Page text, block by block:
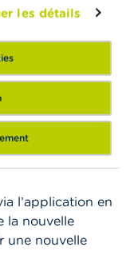
les détails
attestation valable
de polices
L’assurance
est résiliée par
d’assurance.De
la FSMA
l’application en
la nouvelle
une nouvelle